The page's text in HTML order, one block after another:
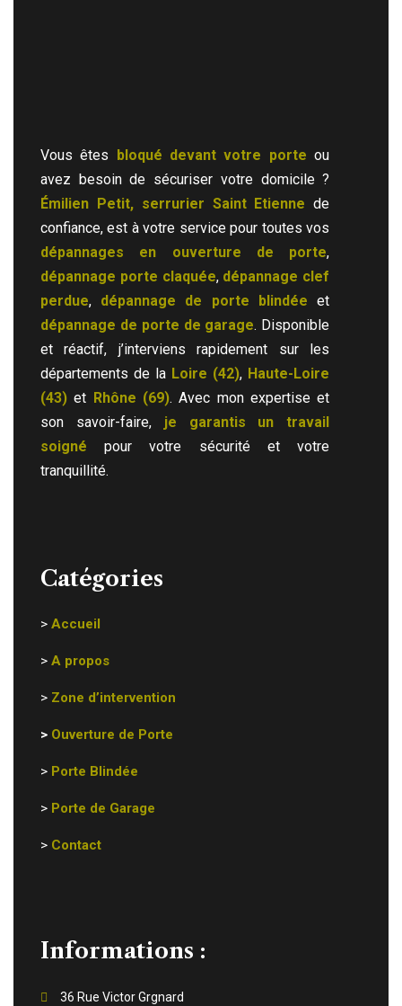
Vous êtes bloqué devant votre porte ou
avez besoin de sécuriser votre domicile ?
Émilien Petit, serrurier Saint Etienne de
confiance, est à votre service pour toutes vos
dépannages en ouverture de porte,
dépannage porte claquée, dépannage clef
perdue, dépannage de porte blindée et
dépannage de porte de garage. Disponible
et réactif, j’interviens rapidement sur les
départements de la Loire (42), Haute-Loire
(43) et Rhône (69). Avec mon expertise et
son savoir-faire, je garantis un travail
soigné pour votre sécurité et votre
tranquillité.
Catégories
> Accueil
> A propos
> Zone d’intervention
> Ouverture de Porte
> Porte Blindée
> Porte de Garage
> Contact
Informations :
36 Rue Victor Grgnard